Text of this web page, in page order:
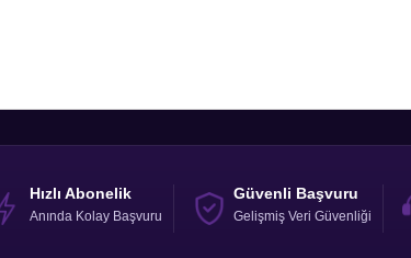
Hızlı Abonelik
Anında Kolay Başvuru
Güvenli Başvuru
Gelişmiş Veri Güvenliği